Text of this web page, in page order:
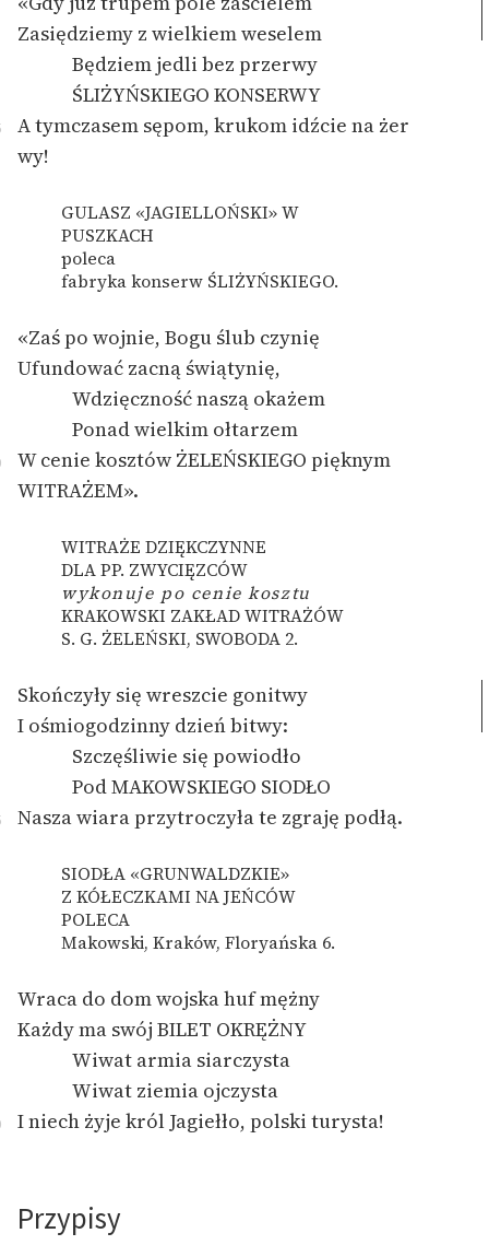
Zasiędziemy z wielkiem weselem
Będziem jedli bez przerwy
ŚLIŻYŃSKIEGO KONSERWY
A tymczasem sępom, krukom idźcie na żer
wy!
GULASZ «JAGIELLOŃSKI» W
PUSZKACH
poleca
fabryka konserw ŚLIŻYŃSKIEGO.
«Zaś po wojnie, Bogu ślub czynię
Ufundować zacną świątynię,
Wdzięczność naszą okażem
Ponad wielkim ołtarzem
W cenie kosztów ŻELEŃSKIEGO pięknym
WITRAŻEM».
WITRAŻE DZIĘKCZYNNE
DLA PP. ZWYCIĘZCÓW
wykonuje po cenie kosztu
KRAKOWSKI ZAKŁAD WITRAŻÓW
S. G. ŻELEŃSKI, SWOBODA 2.
Skończyły się wreszcie gonitwy
I ośmiogodzinny dzień bitwy:
Szczęśliwie się powiodło
Pod MAKOWSKIEGO SIODŁO
Nasza wiara przytroczyła te zgraję podłą.
SIODŁA «GRUNWALDZKIE»
Z KÓŁECZKAMI NA JEŃCÓW
POLECA
Makowski, Kraków, Floryańska 6.
Wraca do dom wojska huf mężny
Każdy ma swój BILET OKRĘŻNY
Wiwat armia siarczysta
Wiwat ziemia ojczysta
I niech żyje król Jagiełło, polski turysta!
Przypisy